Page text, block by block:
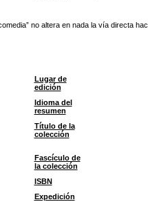
no altera en nada la vía directa
Lugar de
edición
Idioma del
resumen
Título de la
colección
Fascículo de
la colección
ISBN
Expedición